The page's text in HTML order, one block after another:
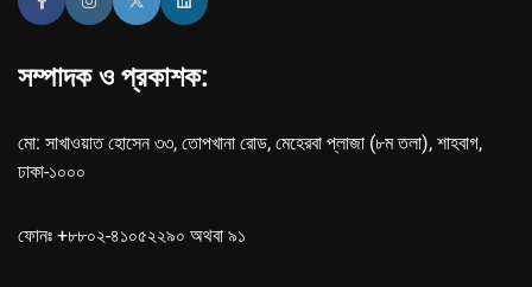
সম্পাদক ও প্রকাশক:
মো: সাখাওয়াত হোসেন ৩৩, তোপখানা রোড, মেহেরবা প্লাজা (৮ম তলা), শাহবাগ,
ঢাকা-১০০০
ফোনঃ +৮৮০২-৪১০৫২২৯০ অথবা ৯১